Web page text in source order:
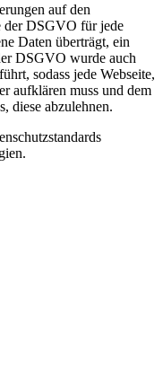
auf den
der DSGVO für jede
Daten überträgt, ein
DSGVO wurde auch
sodass jede Webseite,
aufklären muss und dem
diese abzulehnen.